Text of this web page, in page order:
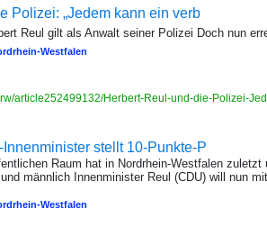
Polizei: „Jedem kann ein verb
Reul gilt als Anwalt seiner Polizei Doch nun
Westfalen
article252499132/Herbert-Reul-und-die-Polizei-
stellt 10-Punkte-P
Raum hat in Nordrhein-Westfalen
männlich Innenminister Reul (CDU) will nun
Westfalen